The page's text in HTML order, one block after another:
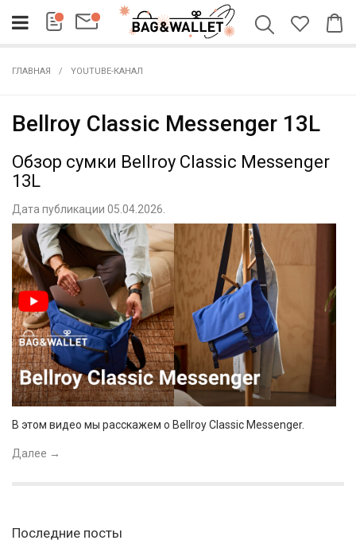
ГЛАВНАЯ YOUTUBE-КАНАЛ
Bellroy Classic Messenger 13L
Обзор сумки Bellroy Classic Messenger
13L
Дата публикации 05.04.2026.
В этом видео мы расскажем о Bellroy Classic Messenger.
Далее →
Последние посты